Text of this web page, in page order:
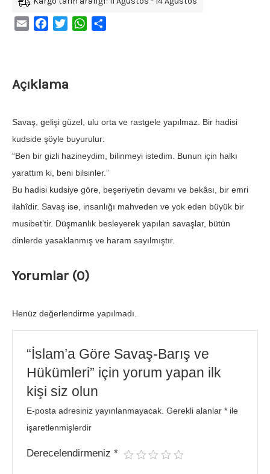
Email FacebookTwitterWhatsApp
Açıklama
Savaş, gelişi güzel, ulu orta ve rastgele yapılmaz. Bir hadisi
kudside şöyle buyurulur:
“Ben bir gizli hazineydim, bilinmeyi istedim. Bunun için halkı
yarattım ki, beni bilsinler.”
Bu hadisi kudsiye göre, beşeriyetin devamı ve bekâsı, bir emri
ilahîdir. Savaş ise, insanlığı mahveden ve yok eden büyük bir
musibet’tir. Düşmanlık besleyerek yapılan savaşlar, bütün
dinlerde yasaklanmış ve haram sayılmıştır.
Yorumlar (0)
Henüz değerlendirme yapılmadı.
“İslam’a Göre Savaş-Barış ve
Hükümleri” için yorum yapan ilk
kişi siz olun
E-posta adresiniz yayınlanmayacak. Gerekli alanlar* ile
işaretlenmişlerdir
Derecelendirmeniz*